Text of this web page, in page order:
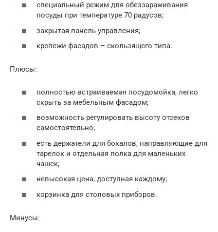
специальный режим для обеззараживания
посуды при температуре 70 радусов;
закрытая панель управления;
крепежи фасадов – скользящего типа.
Плюсы:
полностью встраиваемая посудомойка, легко
скрыть за мебельным фасадом;
возможность регулировать высоту отсеков
самостоятельно;
есть держатели для бокалов, направляющие для
тарелок и отдельная полка для маленьких
чашек;
невысокая цена, доступная каждому;
корзинка для столовых приборов.
Минусы: